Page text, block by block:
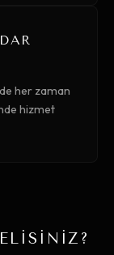
her zaman
hizmet